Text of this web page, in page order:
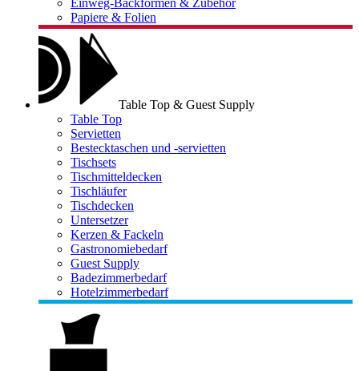
Einweg-Backformen & Zubehör
Papiere & Folien
Table Top & Guest Supply
Table Top
Servietten
Bestecktaschen und -servietten
Tischsets
Tischmitteldecken
Tischläufer
Tischdecken
Untersetzer
Kerzen & Fackeln
Gastronomiebedarf
Guest Supply
Badezimmerbedarf
Hotelzimmerbedarf